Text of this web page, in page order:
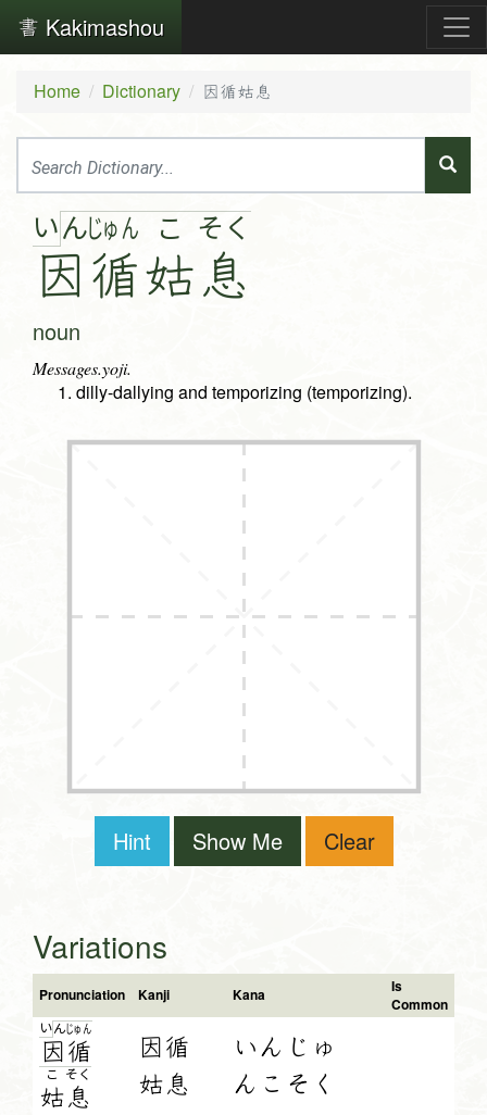
Kakimashou
Home Dictionary 因循姑息
いん
因
じゅん
循
こ
姑
そ く
息
noun
Messages.yoji.
dilly-dallying and temporizing (temporizing).
Hint Show Me Clear
Variations
Pronunciation Kanji Kana
Is
Common
いん
因
じゅ ん
循
こ
姑
そ く
息
因循
姑息
いんじゅ
んこそく